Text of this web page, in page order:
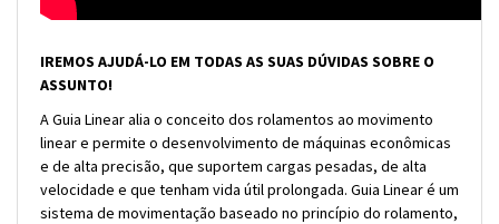
IREMOS AJUDÁ-LO EM TODAS AS SUAS DÚVIDAS SOBRE O
ASSUNTO!
A Guia Linear alia o conceito dos rolamentos ao movimento
linear e permite o desenvolvimento de máquinas econômicas
e de alta precisão, que suportem cargas pesadas, de alta
velocidade e que tenham vida útil prolongada. Guia Linear é um
sistema de movimentação baseado no princípio do rolamento,